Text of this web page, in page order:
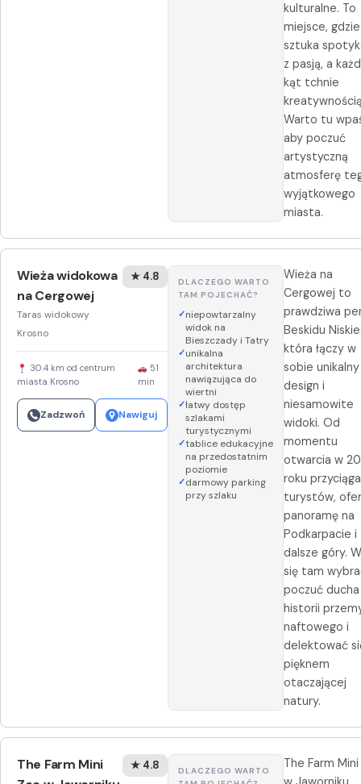
kulturalne. To
miejsce, gdzie
sztuka
z pasją, a
kąt tchnie
Warto tu
aby poczuć
artystyczną
atmosferę
wyjątkowego
miasta.
Wieża widokowa
na Cergowej
Taras widokowy
Krosno
★ 4.8
30.4 km od centrum
miasta Krosno
51
min
Zadzwoń Nawiguj
DLACZEGO WARTO
TAM POJECHAĆ?
niepowtarzalny
widok na
Bieszczady i Tatry
unikalna
architektura
nawiązująca do
wiertni
łatwy dostęp
szlakami
turystycznymi
tablice edukacyjne
na przedostatnim
poziomie
darmowy parking
przy szlaku
Wieża na
Cergowej to
prawdziwa
Beskidu
która łączy w
sobie unikalny
design i
niesamowite
widoki. Od
momentu
otwarcia w
roku przyciąga
turystów,
panoramę na
Podkarpacie i
dalsze góry.
się tam
poczuć ducha
historii
naftowego i
delektować
pięknem
otaczającej
natury.
The Farm Mini
★ 4.8
DLACZEGO WARTO
The Farm